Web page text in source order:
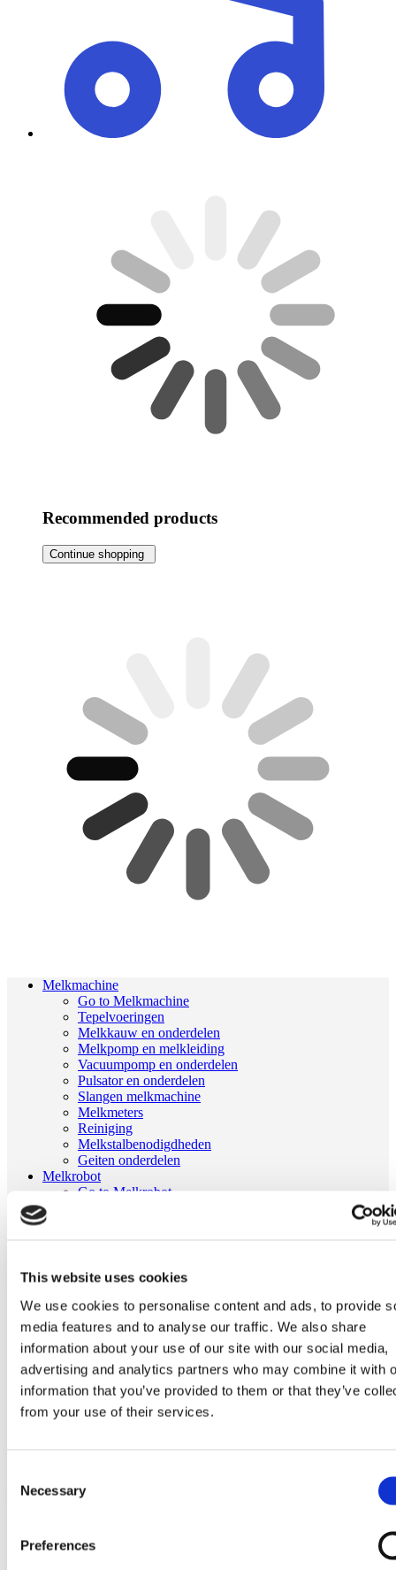
This website uses cookies
We use cookies to personalise content and ads, to provide
media features and to analyse our traffic. We also share
information about your use of our site with our social media,
advertising and analytics partners who may combine it with
information that you’ve provided to them or that they’ve
from your use of their services.
Selection
Necessary
Preferences
Recommended products
Continue shopping
Melkmachine
Go to Melkmachine
Tepelvoeringen
Melkkauw en onderdelen
Melkpomp en melkleiding
Vacuumpomp en onderdelen
Pulsator en onderdelen
Slangen melkmachine
Melkmeters
Reiniging
Melkstalbenodigdheden
Geiten onderdelen
Melkrobot
Go to Melkrobot
GEA MIone
Stal benodigdheden
Go to Stal benodigdheden
Koeborstel
Ambic onderdelen
Minimelkers
stalartikelen
Skelex
Home
Ga naar het einde van de afbeeldingen-gallerij